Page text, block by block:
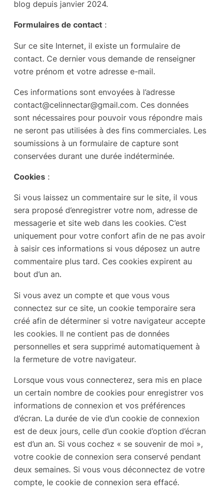
blog depuis janvier 2024.
Formulaires de contact :
Sur ce site Internet, il existe un formulaire de
contact. Ce dernier vous demande de renseigner
votre prénom et votre adresse e-mail.
Ces informations sont envoyées à l’adresse
contact@celinnectar@gmail.com. Ces données
sont nécessaires pour pouvoir vous répondre mais
ne seront pas utilisées à des fins commerciales. Les
soumissions à un formulaire de capture sont
conservées durant une durée indéterminée.
Cookies :
Si vous laissez un commentaire sur le site, il vous
sera proposé d’enregistrer votre nom, adresse de
messagerie et site web dans les cookies. C’est
uniquement pour votre confort afin de ne pas avoir
à saisir ces informations si vous déposez un autre
commentaire plus tard. Ces cookies expirent au
bout d’un an.
Si vous avez un compte et que vous vous
connectez sur ce site, un cookie temporaire sera
créé afin de déterminer si votre navigateur accepte
les cookies. Il ne contient pas de données
personnelles et sera supprimé automatiquement à
la fermeture de votre navigateur.
Lorsque vous vous connecterez, sera mis en place
un certain nombre de cookies pour enregistrer vos
informations de connexion et vos préférences
d’écran. La durée de vie d’un cookie de connexion
est de deux jours, celle d’un cookie d’option d’écran
est d’un an. Si vous cochez « se souvenir de moi »,
votre cookie de connexion sera conservé pendant
deux semaines. Si vous vous déconnectez de votre
compte, le cookie de connexion sera effacé.